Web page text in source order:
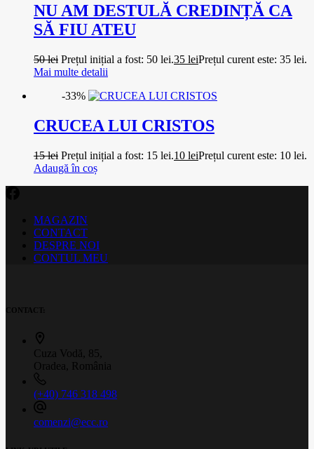
NU AM DESTULĂ CREDINȚĂ CA
SĂ FIU ATEU
50lei Prețul inițial a fost: 50 lei.35 leiPrețul curent este: 35 lei.
Mai multe detalii
-33%
CRUCEA LUI CRISTOS
15lei Prețul inițial a fost: 15 lei.10 leiPrețul curent este: 10 lei.
Adaugă în coș
MAGAZIN
CONTACT
DESPRE NOI
CONTUL MEU
CONTACT:
Cuza Vodă, 85,
Oradea, România
(+40) 746 318 498
comenzi@ecc.ro